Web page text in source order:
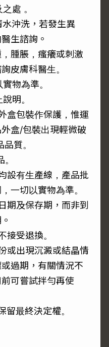
處 。
沖洗，若發生異
生諮詢。
腫脹，瘙癢或刺激
皮膚科醫生。
物為準。
明。
盒包裝作保護，惟運
盒/包裝出現輕微破
質。
設有生產線，產品批
一切以實物為準。
期及保存期，而非到
接受退換。
或出現沉澱或結晶情
過期，有關情況不
可嘗試拌勻再使
留最終決定權。